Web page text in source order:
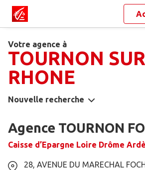
Votre agence à
TOURNON SUR
RHONE
Nouvelle recherche
Agence TOURNON
Caisse d’Epargne Loire Drôme
28, AVENUE DU MARECHAL